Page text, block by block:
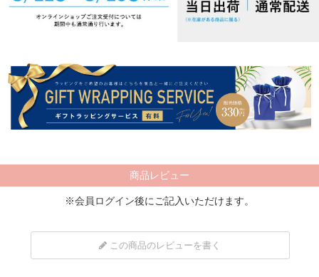
商品レビュー
※会員ログイン後にご記入いただけます。
この商品のレビューを書く